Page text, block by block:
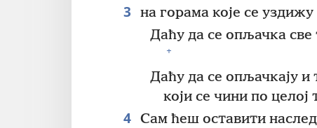
3
на горама које се
Даћу да се опљачка све
+
Даћу да се опљачкају и
који се чини по целој
4 Сам ћеш оставити